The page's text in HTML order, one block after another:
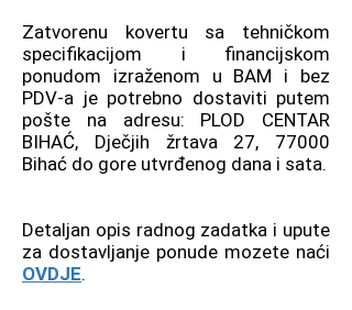
Zatvorenu kovertu sa tehničkom
specifikacijom i financijskom
ponudom izraženom u BAM i bez
PDV-a je potrebno dostaviti putem
pošte na adresu: PLOD CENTAR
BIHAĆ, Dječjih žrtava 27, 77000
Bihać do gore utvrđenog dana i sata.
Detaljan opis radnog zadatka i upute
za dostavljanje ponude mozete naći
OVDJE.